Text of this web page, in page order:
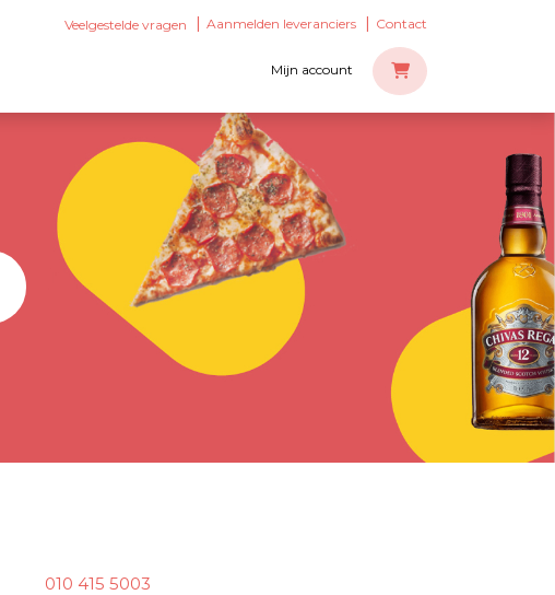
Veelgestelde vragen Aanmelden leveranciers Contact
Mijn account
010 415 5003